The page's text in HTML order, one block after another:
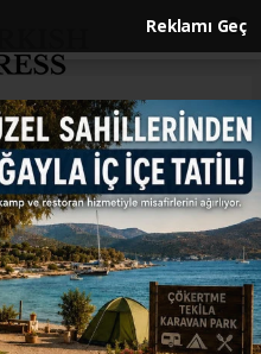
hayırlı" Kadir
edilecek
15.03.2026 - 16:39